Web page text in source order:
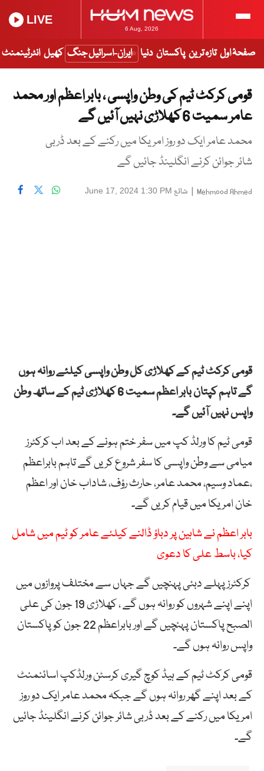
6 Aug, 2026
LIVE
صفحۂ اول تازہ ترین پاکستان دنیا ایران-اسرائیل جنگ کھیل انٹرٹینمنٹ
قومی کرکٹ ٹیم کی وطن واپسی ، بابر اعظم اور محمد
عامر سمیت 6 کھلاڑی نہیں آئیں گے
محمد عامر ایک دو روز امریکا میں رکنے کے بعد ڈربی
شائر جوائن کرنے انگلینڈ جائیں گے
Mehmood Ahmed
| شائع June 17, 2024 1:30 PM
قومی کرکٹ ٹیم کے کھلاڑی کل وطن واپسی کیلئے روانہ ہوں
گے تاہم کپتان بابر اعظم سمیت 6 کھلاڑی ٹیم کے ساتھ وطن
واپس نہیں آئیں گے۔
قومی ٹیم کا ورلڈ کپ میں سفر ختم ہونے کے بعد اب کرکٹرز
میامی سے وطن واپسی کا سفر شروع کریں گے تاہم بابراعظم
،عماد وسیم، محمد عامر، حارث رؤف، شاداب خان اور اعظم
خان امریکا میں قیام کریں گے۔
بابر اعظم نے شاہین پر دباؤ ڈالنے کیلئے عامر کو ٹیم میں شامل
کیا، باسط علی کا دعوی
کرکٹرز پہلے دبئی پہنچیں گے جہاں سے مختلف پروازوں میں
اپنے اپنے شہروں کو روانہ ہوں گے ، کھلاڑی 19 جون کی علی
الصبح پاکستان پہنچیں گے اور بابراعظم 22 جون کو پاکستان
واپس روانہ ہوں گے۔
قومی کرکٹ ٹیم کے ہیڈ کوچ گیری کرسٹن ورلڈکپ اسائنمنٹ
کے بعد اپنے گھر روانہ ہوں گے جبکہ محمد عامر ایک دو روز
امریکا میں رکنے کے بعد ڈربی شائر جوائن کرنے انگلینڈ جائیں
گے۔